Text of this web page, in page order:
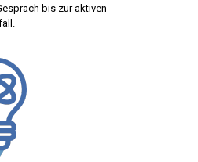
bis zur aktiven